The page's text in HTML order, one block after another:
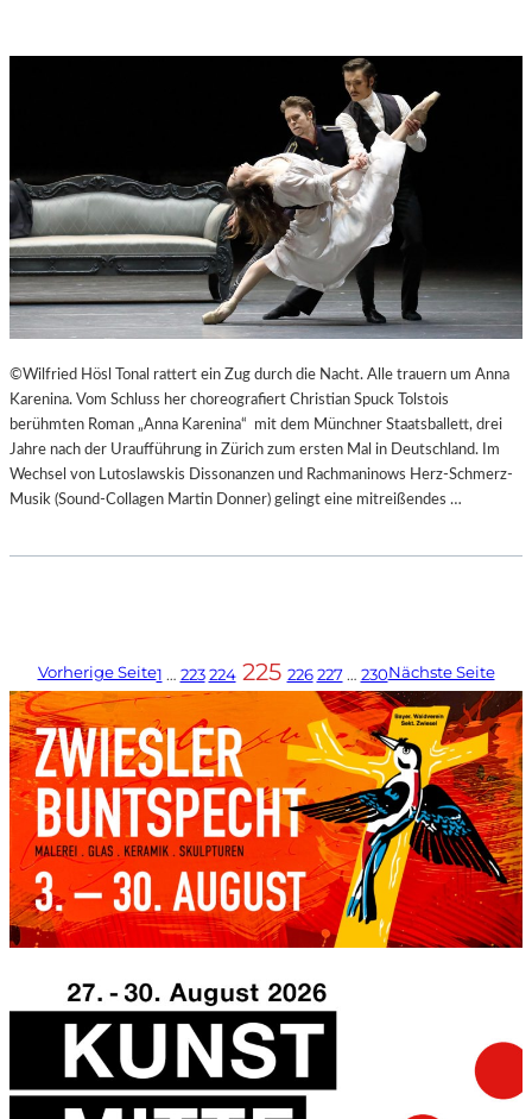
©Wilfried Hösl Tonal rattert ein Zug durch die Nacht. Alle trauern um Anna
Karenina. Vom Schluss her choreografiert Christian Spuck Tolstois
berühmten Roman „Anna Karenina“ mit dem Münchner Staatsballett, drei
Jahre nach der Uraufführung in Zürich zum ersten Mal in Deutschland. Im
Wechsel von Lutoslawskis Dissonanzen und Rachmaninows Herz-Schmerz-
Musik (Sound-Collagen Martin Donner) gelingt eine mitreißendes …
Vorherige Seite1 … 223 224 225 226 227 … 230Nächste Seite